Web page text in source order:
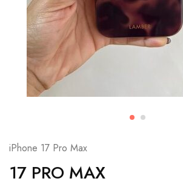
iPhone 17 Pro Max
17 PRO MAX